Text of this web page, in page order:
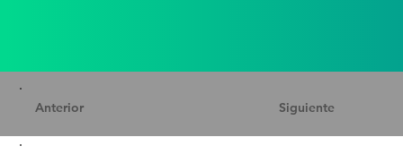
Siguiente
Anterior